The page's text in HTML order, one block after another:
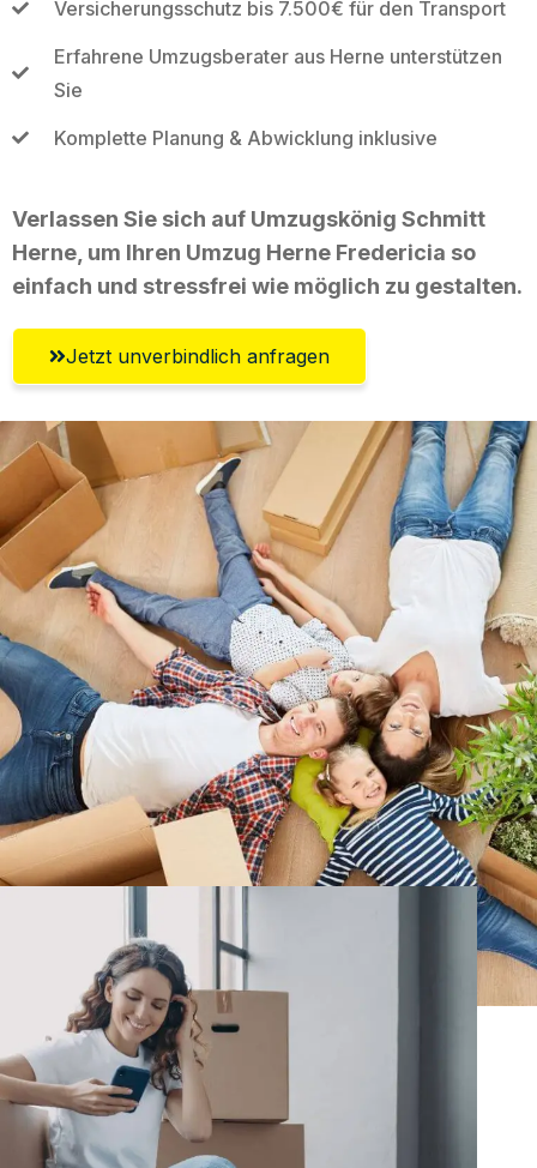
Versicherungsschutz bis 7.500€ für den Transport
Erfahrene Umzugsberater aus Herne unterstützen
Sie
Komplette Planung & Abwicklung inklusive
Verlassen Sie sich auf Umzugskönig Schmitt
Herne, um Ihren Umzug Herne Fredericia so
einfach und stressfrei wie möglich zu gestalten.
Jetzt unverbindlich anfragen